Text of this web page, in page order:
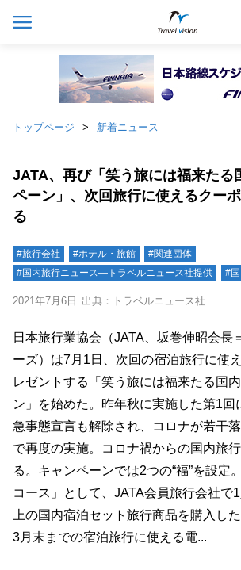
トップページ 新着ニュース
JATA、再び「笑う旅には福来たる
ペーン」、次回旅行に使えるクー
る
#旅行会社 #ホテル・旅館
#関連団体
#国内旅行ニュース―トラベルニュース社提供
#
2021年7月6日 出典：トラベルニュース社
日本旅行業協会（JATA、坂巻伸昭会長
ーズ）は7月1日、次回の宿泊旅行に使
レゼントする「笑う旅には福来たる国
ン」を始めた。昨年秋に実施した第1回
急事態宣言も解除され、コロナが若干
で再度の実施。コロナ禍からの国内旅
る。キャンペーンでは2つの“福”を設定
コース」として、JATA会員旅行会社で
上の国内宿泊セット旅行商品を購入し
3月末までの宿泊旅行に使える電...